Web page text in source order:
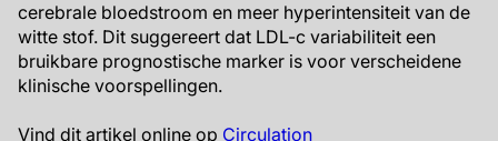
cerebrale bloedstroom en meer hyperintensiteit van de
witte stof. Dit suggereert dat LDL-c variabiliteit een
bruikbare prognostische marker is voor verscheidene
klinische voorspellingen.
Vind dit artikel online op Circulation